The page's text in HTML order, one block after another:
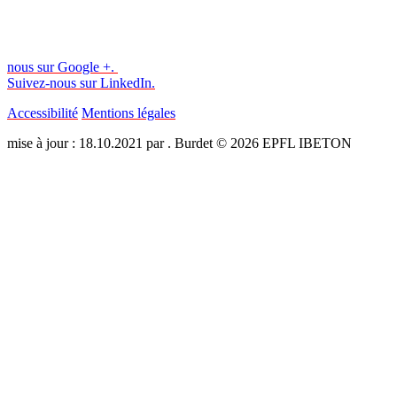
nous sur Google +.
Suivez-nous sur LinkedIn.
Accessibilité Mentions légales
mise à jour : 18.10.2021 par . Burdet © 2026 EPFL IBETON